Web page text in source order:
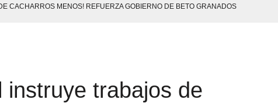
CACHARROS MENOS! REFUERZA GOBIERNO DE BETO GRANADOS
ENCABEZA BETO GRANADOS MESA DE TRABAJO CON PRESIDENTES
instruye trabajos de